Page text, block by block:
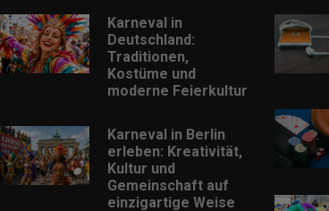
Karneval in
Deutschland:
Traditionen,
Kostüme und
moderne Feierkultur
Karneval in Berlin
erleben: Kreativität,
Kultur und
Gemeinschaft auf
einzigartige Weise